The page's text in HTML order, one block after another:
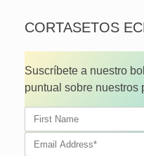
CORTASETOS
Suscríbete a nuestro
puntual sobre